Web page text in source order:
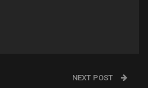
NEXT POST